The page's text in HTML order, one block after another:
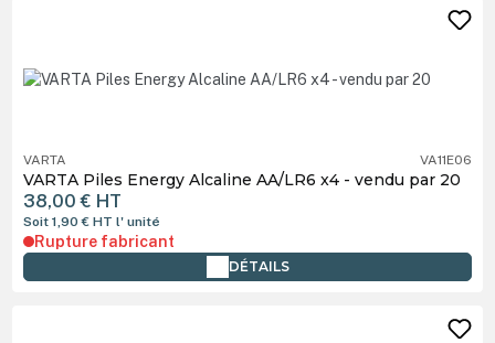
VARTA VA11E06
VARTA Piles Energy Alcaline AA/LR6 x4 - vendu par 20
38,00 € HT
Soit 1,90 €HTl' unité
Rupture fabricant
DÉTAILS